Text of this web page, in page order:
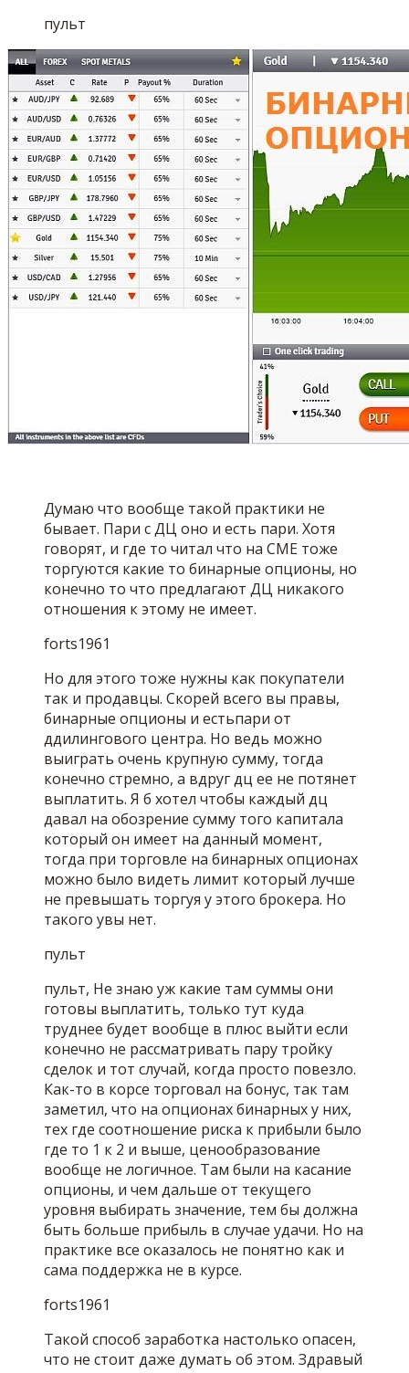
пульт
Думаю что вообще такой практики не
бывает. Пари с ДЦ оно и есть пари. Хотя
говорят, и где то читал что на CME тоже
торгуются какие то бинарные опционы, но
конечно то что предлагают ДЦ никакого
отношения к этому не имеет.
forts1961
Но для этого тоже нужны как покупатели
так и продавцы. Скорей всего вы правы,
бинарные опционы и естьпари от
ддилингового центра. Но ведь можно
выиграть очень крупную сумму, тогда
конечно стремно, а вдруг дц ее не потянет
выплатить. Я б хотел чтобы каждый дц
давал на обозрение сумму того капитала
который он имеет на данный момент,
тогда при торговле на бинарных опционах
можно было видеть лимит который лучше
не превышать торгуя у этого брокера. Но
такого увы нет.
пульт
пульт, Не знаю уж какие там суммы они
готовы выплатить, только тут куда
труднее будет вообще в плюс выйти если
конечно не рассматривать пару тройку
сделок и тот случай, когда просто повезло.
Как-то в корсе торговал на бонус, так там
заметил, что на опционах бинарных у них,
тех где соотношение риска к прибыли было
где то 1 к 2 и выше, ценообразование
вообще не логичное. Там были на касание
опционы, и чем дальше от текущего
уровня выбирать значение, тем бы должна
быть больше прибыль в случае удачи. Но на
практике все оказалось не понятно как и
сама поддержка не в курсе.
forts1961
Такой способ заработка настолько опасен,
что не стоит даже думать об этом. Здравый